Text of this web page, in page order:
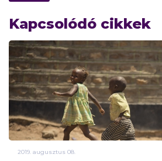
Kapcsolódó cikkek
2019. augusztus 08.